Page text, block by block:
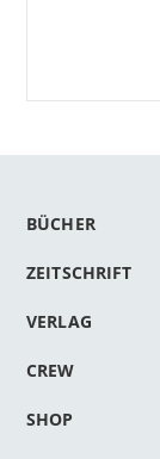
BÜCHER
ZEITSCHRIFT
VERLAG
CREW
SHOP